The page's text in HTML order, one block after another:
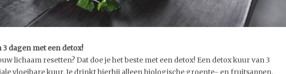
3 dagen met een detox!
lichaam resetten? Dat doe je het beste met een detox! Een detox kuur van 3
vloeibare kuur. Je drinkt hierbij alleen biologische groente- en fruitsappen.